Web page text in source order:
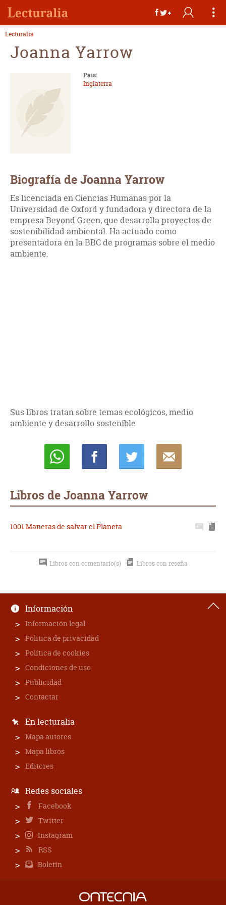
Lecturalia
Joanna Yarrow
País:
Inglaterra
Biografía de Joanna Yarrow
Es licenciada en Ciencias Humanas por la
Universidad de Oxford y fundadora y directora de la
empresa Beyond Green, que desarrolla proyectos de
sostenibilidad ambiental. Ha actuado como
presentadora en la BBC de programas sobre el medio
ambiente.
Sus libros tratan sobre temas ecológicos, medio
ambiente y desarrollo sostenible.
Libros de Joanna Yarrow
1001 Maneras de salvar el Planeta
Libros con comentario(s) Libros con reseña
Información
Información legal
Política de privacidad
Política de cookies
Condiciones de uso
Publicidad
Contactar
En lecturalia
Mapa autores
Mapa libros
Editores
Redes sociales
Facebook
Twitter
Instagram
RSS
Boletín